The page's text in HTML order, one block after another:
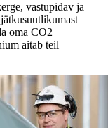
vastupidav ja
oma CO2
aitab teil